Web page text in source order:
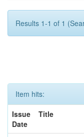
Results 1-1 of 1
Item hits:
Issue
Date
Title